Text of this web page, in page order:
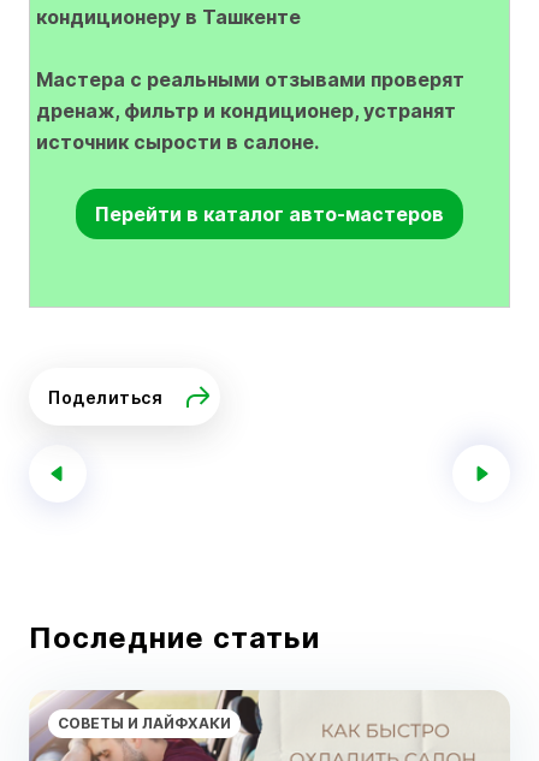
кондиционеру в Ташкенте
Мастера с реальными отзывами проверят
дренаж, фильтр и кондиционер, устранят
источник сырости в салоне.
Перейти в каталог авто-мастеров
Поделиться
Последние статьи
СОВЕТЫ И ЛАЙФХАКИ